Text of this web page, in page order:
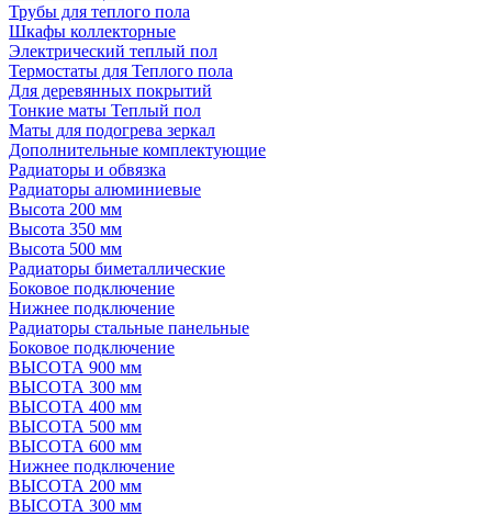
Трубы для теплого пола
Шкафы коллекторные
Электрический теплый пол
Термостаты для Теплого пола
Для деревянных покрытий
Тонкие маты Теплый пол
Маты для подогрева зеркал
Дополнительные комплектующие
Радиаторы и обвязка
Радиаторы алюминиевые
Высота 200 мм
Высота 350 мм
Высота 500 мм
Радиаторы биметаллические
Боковое подключение
Нижнее подключение
Радиаторы стальные панельные
Боковое подключение
ВЫСОТА 900 мм
ВЫСОТА 300 мм
ВЫСОТА 400 мм
ВЫСОТА 500 мм
ВЫСОТА 600 мм
Нижнее подключение
ВЫСОТА 200 мм
ВЫСОТА 300 мм